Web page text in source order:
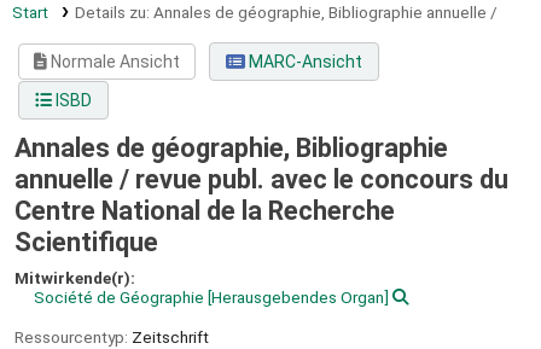
Start Details zu: Annales de géographie, Bibliographie annuelle /
Normale Ansicht
MARC-Ansicht
ISBD
Annales de géographie, Bibliographie
annuelle / revue publ. avec le concours du
Centre National de la Recherche
Scientifique
Mitwirkende(r):
Société de Géographie [Herausgebendes Organ]
Ressourcentyp: Zeitschrift